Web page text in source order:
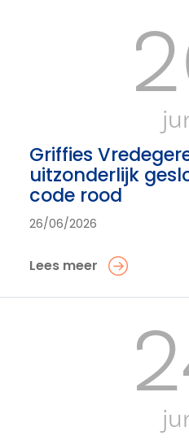
Griffies
uitzonderlijk
code rood
26/06/2026
Lees meer